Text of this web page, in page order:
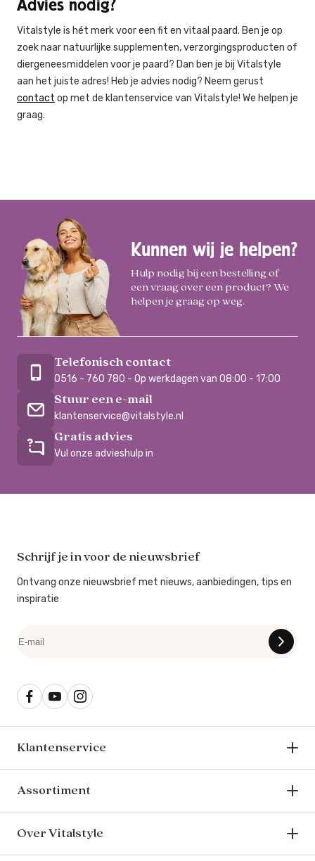
Advies nodig?
Vitalstyle is hét merk voor een fit en vitaal paard. Ben je op
zoek naar natuurlijke supplementen, verzorgingsproducten of
diergeneesmiddelen voor je paard? Dan ben je bij Vitalstyle
aan het juiste adres! Heb je advies nodig? Neem gerust
contact op met de klantenservice van Vitalstyle! We helpen je
graag.
Kunnen wij je helpen?
Hulp nodig bij een bestelling of
een vraag over een product? We
helpen je graag op weg.
Telefonisch contact
0516 - 760 780 - Op werkdagen van 08:00 - 17:00
Stuur een e-mail
klantenservice@vitalstyle.nl
Gratis advies
Vul onze advieshulp in
Schrijf je in voor de nieuwsbrief
Ontvang onze nieuwsbrief met nieuws, aanbiedingen, tips en
inspiratie
Klantenservice
Assortiment
Over Vitalstyle